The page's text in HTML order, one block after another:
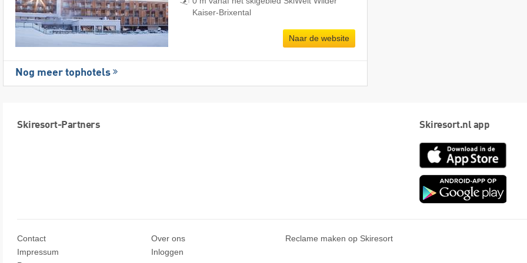
Kaiser-Brixental
Naar de website
Nog meer tophotels
Skiresort-Partners Skiresort.nl app
App
Contact
Impressum
Over ons
Inloggen
Reclame maken op Skiresort